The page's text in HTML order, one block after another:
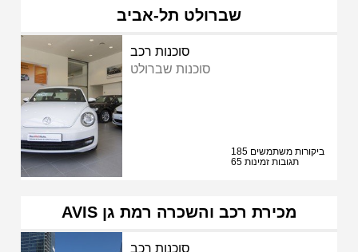
שברולט תל-אביב
סוכנות רכב
סוכנות שברולט
185 ביקורות משתמשים
65 תגובות זמינות
AVIS מכירת רכב והשכרה רמת גן
סוכנות רכב